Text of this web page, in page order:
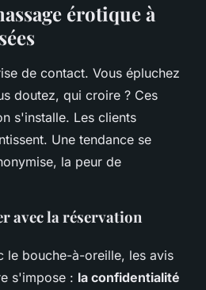
érotique à
de contact. Vous épluchez
doutez, qui croire ? Ces
s'installe. Les clients
Une tendance se
la peur de
avec la réservation
le bouche-à-oreille, les avis
s'impose : la confidentialité